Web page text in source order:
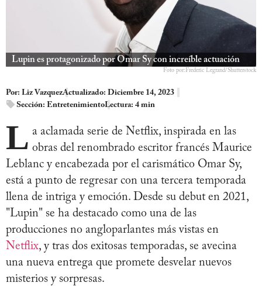
Lupin es protagonizado por Omar Sy con increíble actuación
Foto por:Frederic Legrand/Shutterstock
Por: Liz VazquezActualizado: Diciembre 14, 2023
Sección: EntretenimientoLectura: 4 min
L a aclamada serie de Netflix, inspirada en las
obras del renombrado escritor francés Maurice
Leblanc y encabezada por el carismático Omar Sy,
está a punto de regresar con una tercera temporada
llena de intriga y emoción. Desde su debut en 2021,
"Lupin" se ha destacado como una de las
producciones no angloparlantes más vistas en
Netflix, y tras dos exitosas temporadas, se avecina
una nueva entrega que promete desvelar nuevos
misterios y sorpresas.